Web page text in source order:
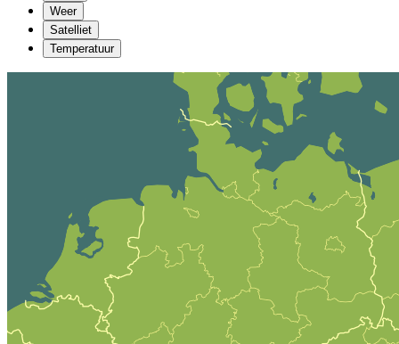
Weer
Satelliet
Temperatuur